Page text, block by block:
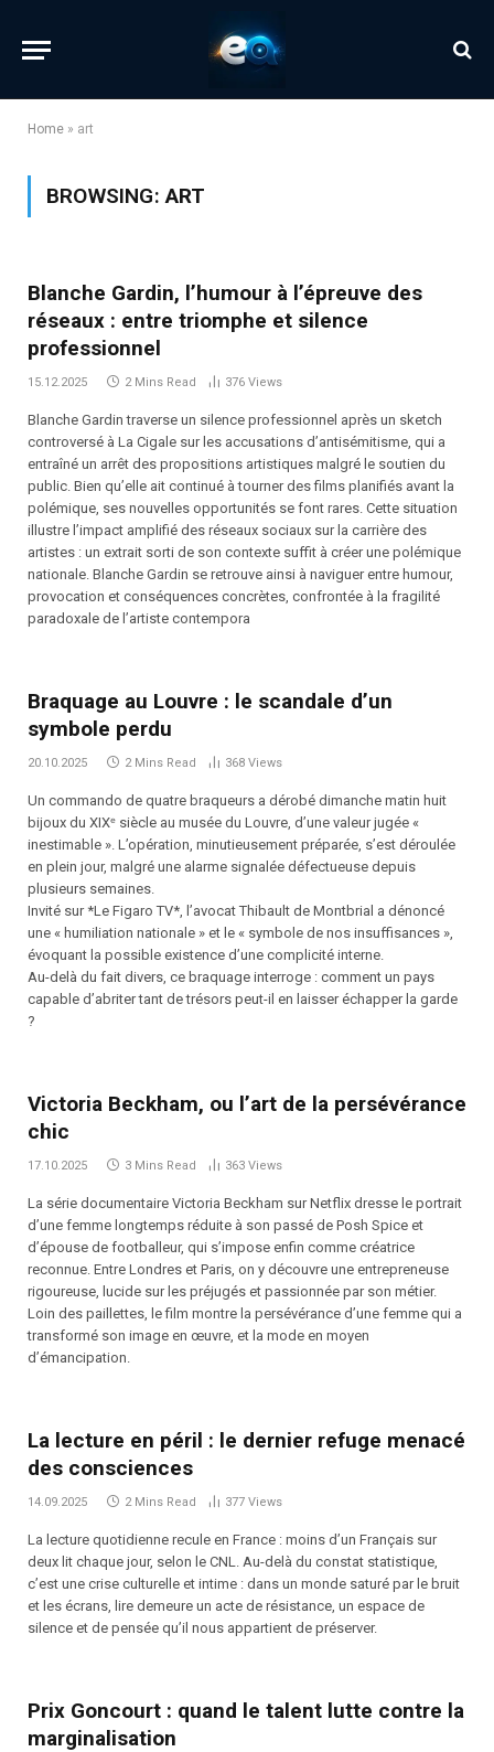
Home » art
BROWSING:ART
Blanche Gardin, l’humour à l’épreuve des
réseaux : entre triomphe et silence
professionnel
15.12.2025 2 Mins Read 376 Views
Blanche Gardin traverse un silence professionnel après un sketch
controversé à La Cigale sur les accusations d’antisémitisme, qui a
entraîné un arrêt des propositions artistiques malgré le soutien du
public. Bien qu’elle ait continué à tourner des films planifiés avant la
polémique, ses nouvelles opportunités se font rares. Cette situation
illustre l’impact amplifié des réseaux sociaux sur la carrière des
artistes : un extrait sorti de son contexte suffit à créer une polémique
nationale. Blanche Gardin se retrouve ainsi à naviguer entre humour,
provocation et conséquences concrètes, confrontée à la fragilité
paradoxale de l’artiste contempora
Braquage au Louvre : le scandale d’un
symbole perdu
20.10.2025 2 Mins Read 368 Views
Un commando de quatre braqueurs a dérobé dimanche matin huit
bijoux du XIXᵉ siècle au musée du Louvre, d’une valeur jugée «
inestimable ». L’opération, minutieusement préparée, s’est déroulée
en plein jour, malgré une alarme signalée défectueuse depuis
plusieurs semaines.
Invité sur *Le Figaro TV*, l’avocat Thibault de Montbrial a dénoncé
une « humiliation nationale » et le « symbole de nos insuffisances »,
évoquant la possible existence d’une complicité interne.
Au-delà du fait divers, ce braquage interroge : comment un pays
capable d’abriter tant de trésors peut-il en laisser échapper la garde
?
Victoria Beckham, ou l’art de la persévérance
chic
17.10.2025 3 Mins Read 363 Views
La série documentaire Victoria Beckham sur Netflix dresse le portrait
d’une femme longtemps réduite à son passé de Posh Spice et
d’épouse de footballeur, qui s’impose enfin comme créatrice
reconnue. Entre Londres et Paris, on y découvre une entrepreneuse
rigoureuse, lucide sur les préjugés et passionnée par son métier.
Loin des paillettes, le film montre la persévérance d’une femme qui a
transformé son image en œuvre, et la mode en moyen
d’émancipation.
La lecture en péril : le dernier refuge menacé
des consciences
14.09.2025 2 Mins Read 377 Views
La lecture quotidienne recule en France : moins d’un Français sur
deux lit chaque jour, selon le CNL. Au-delà du constat statistique,
c’est une crise culturelle et intime : dans un monde saturé par le bruit
et les écrans, lire demeure un acte de résistance, un espace de
silence et de pensée qu’il nous appartient de préserver.
Prix Goncourt : quand le talent lutte contre la
marginalisation